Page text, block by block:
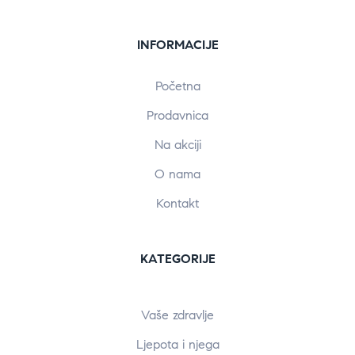
INFORMACIJE
Početna
Prodavnica
Na akciji
O nama
Kontakt
KATEGORIJE
Vaše zdravlje
Ljepota i njega